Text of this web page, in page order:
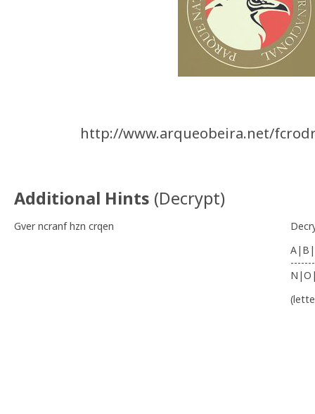
http://www.arqueobeira.net/
Additional Hints (Decrypt)
Gver ncranf hzn crqen